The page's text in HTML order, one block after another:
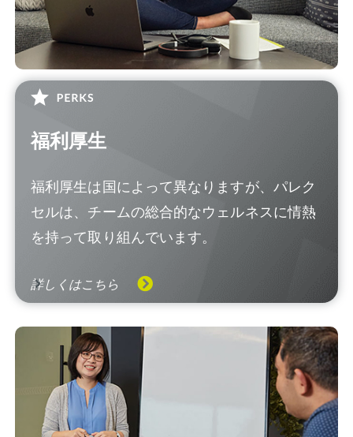
福利厚生
福利厚生は国によって異なりますが、パレク
セルは、チームの総合的なウェルネスに情熱
を持って取り組んでいます。
詳しくはこちら